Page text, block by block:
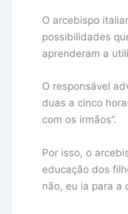
O arcebispo
possibilidades
aprenderam a
O responsável
duas a cinco
com os irmãos”.
Por isso, o
educação dos
não, eu ia para a